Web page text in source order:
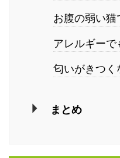
お腹の弱い猫
アレルギーで
匂いがきつく
まとめ